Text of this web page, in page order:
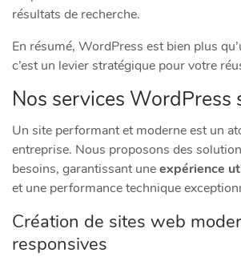
résultats de recherche.
En résumé, WordPress est bien plus
c’est un levier stratégique pour votre
Nos services WordPress
Un site performant et moderne est un
entreprise. Nous proposons des
besoins, garantissant uneexpérience
et une performance technique
Création de sites web
responsives